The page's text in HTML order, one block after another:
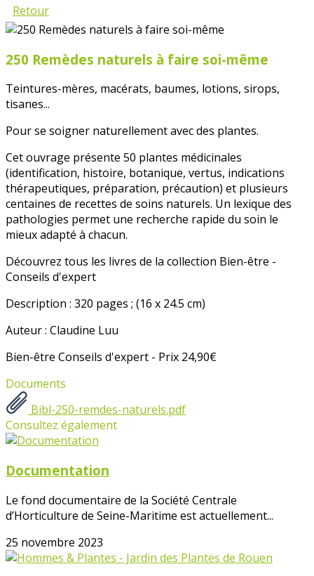
Retour
250 Remèdes naturels à faire soi-même
Teintures-mères, macérats, baumes, lotions, sirops,
tisanes...
Pour se soigner naturellement avec des plantes.
Cet ouvrage présente 50 plantes médicinales
(identification, histoire, botanique, vertus, indications
thérapeutiques, préparation, précaution) et plusieurs
centaines de recettes de soins naturels. Un lexique des
pathologies permet une recherche rapide du soin le
mieux adapté à chacun.
Découvrez tous les livres de la collection Bien-être -
Conseils d'expert
Description : 320 pages ; (16 x 24.5 cm)
Auteur : Claudine Luu
Bien-être Conseils d'expert - Prix 24,90€
Documents
Bibl-250-remdes-naturels.pdf
Consultez également
Documentation
Le fond documentaire de la Société Centrale
d’Horticulture de Seine-Maritime est actuellement...
25 novembre 2023